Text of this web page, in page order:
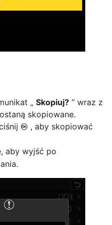
„ Skopiuj? ” wraz z
skopiowane.
J , aby skopiować
aby wyjść po